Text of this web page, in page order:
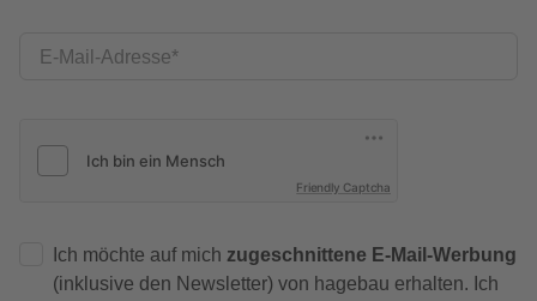
E-Mail-Adresse
Friendly Captcha
Ich möchte auf mich zugeschnittene E-Mail-Werbung
(inklusive den Newsletter) von hagebau erhalten. Ich